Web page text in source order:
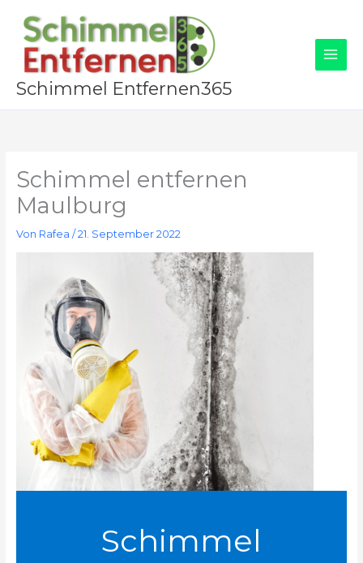
Inhalt
springen
Schimmel Entfernen365
Schimmel entfernen
Maulburg
Von Rafea /21. September 2022
Schimmel